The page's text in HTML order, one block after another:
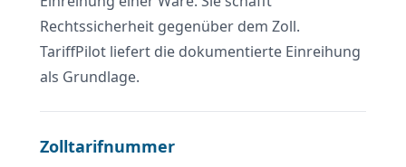
Rechtssicherheit gegenüber dem Zoll.
TariffPilot liefert die dokumentierte Einreihung
als Grundlage.
Zolltarifnummer